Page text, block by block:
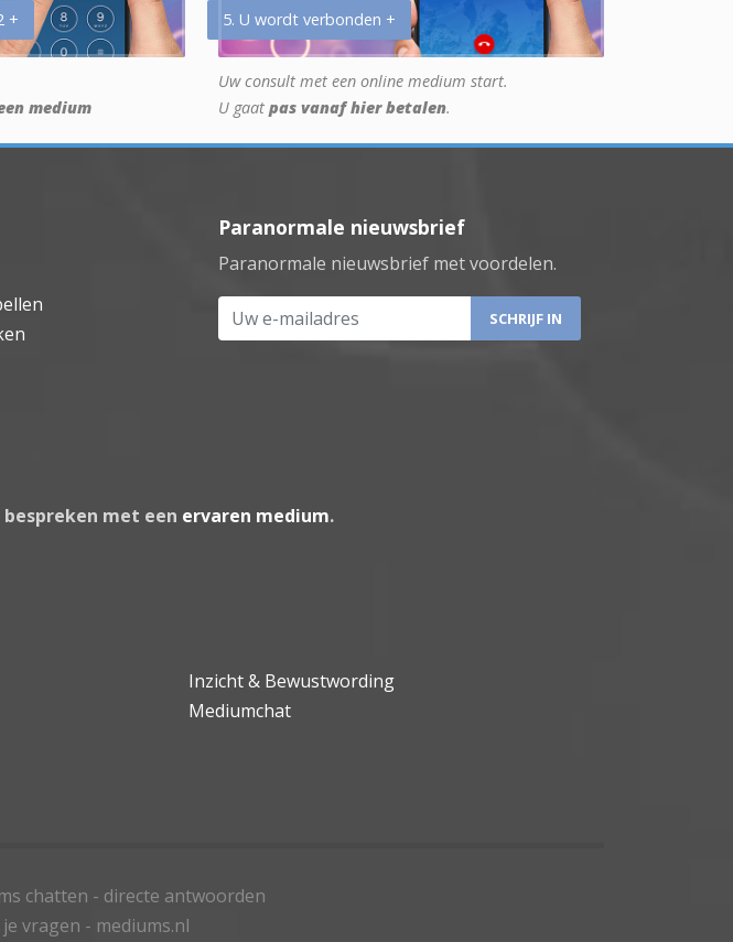
+
medium
5. U wordt verbonden +
Uw consult met een online medium start.
U gaat pas vanaf hier betalen.
Paranormale nieuwsbrief
Paranormale nieuwsbrief met voordelen.
Uw e-mailadres
met een ervaren medium.
Inzicht & Bewustwording
Mediumchat
chatten - directe antwoorden
vragen - mediums.nl